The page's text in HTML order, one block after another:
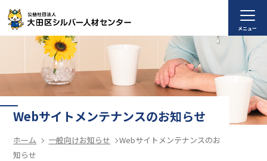
メニュー
Webサイトメンテナンスのお知らせ
ホーム 一般向けお知らせ
Webサイトメンテナンスのお
知らせ